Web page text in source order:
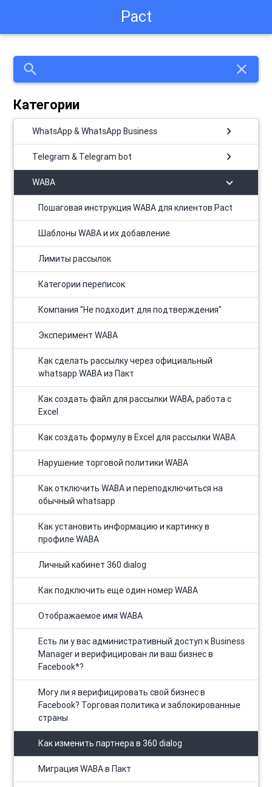
Pact
search close
Категории
WhatsApp & WhatsApp Business chevron_right
Telegram & Telegram bot chevron_right
WABA chevron_right
​Пошаговая инструкция WABA для клиентов Pact
Шаблоны WABA и их добавление
Лимиты рассылок
Категории переписок
Компания "Не подходит для подтверждения"
Эксперимент WABA
Как сделать рассылку через официальный
whatsapp WABA из Пакт
Как создать файл для рассылки WABA, работа с
Excel
Как создать формулу в Excel для рассылки WABA
Нарушение торговой политики WABA
Как отключить WABA и переподключиться на
обычный whatsapp
Как установить информацию и картинку в
профиле WABA
Личный кабинет 360 dialog
Как подключить еще один номер WABA
Отображаемое имя WABA
Есть ли у вас административный доступ к Business
Manager и верифицирован ли ваш бизнес в
Facebook*?
Могу ли я верифицировать свой бизнес в
Facebook? Торговая политика и заблокированные
страны
Как изменить партнера в 360 dialog
Миграция WABA в Пакт